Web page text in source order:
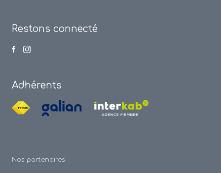
Restons connecté
Adhérents
Nos partenaires